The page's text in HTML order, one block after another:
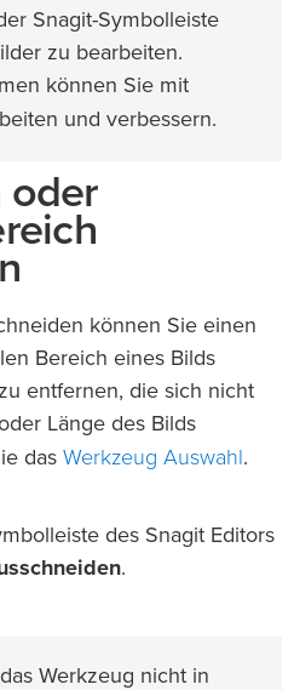
Snagit-Symbolleiste
zu bearbeiten.
können Sie mit
und verbessern.
oder
können Sie einen
Bereich eines Bilds
entfernen, die sich nicht
Länge des Bilds
das Werkzeug Auswahl.
des Snagit Editors
.
Werkzeug nicht in